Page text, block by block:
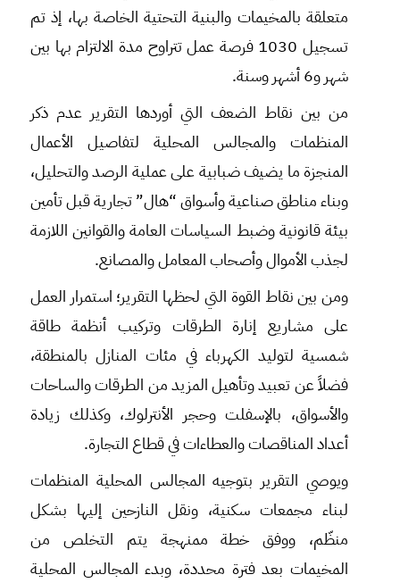
متعلقة بالمخيمات والبنية التحتية الخاصة بها، إذ تم
تسجيل 1030 فرصة عمل تتراوح مدة الالتزام بها بين
شهر و6 أشهر وسنة.
من بين نقاط الضعف التي أوردها التقرير عدم ذكر
المنظمات والمجالس المحلية لتفاصيل الأعمال
المنجزة ما يضيف ضبابية على عملية الرصد والتحليل،
وبناء مناطق صناعية وأسواق “هال” تجارية قبل تأمين
بيئة قانونية وضبط السياسات العامة والقوانين اللازمة
لجذب الأموال وأصحاب المعامل والمصانع.
ومن بين نقاط القوة التي لحظها التقرير؛ استمرار العمل
على مشاريع إنارة الطرقات وتركيب أنظمة طاقة
شمسية لتوليد الكهرباء في مئات المنازل بالمنطقة،
فضلاً عن تعبيد وتأهيل المزيد من الطرقات والساحات
والأسواق، بالإسفلت وحجر الأنترلوك، وكذلك زيادة
أعداد المناقصات والعطاءات في قطاع التجارة.
ويوصي التقرير بتوجيه المجالس المحلية المنظمات
لبناء مجمعات سكنية، ونقل النازحين إليها بشكل
منظّم، ووفق خطة ممنهجة يتم التخلص من
المخيمات بعد فترة محددة، وبدء المجالس المحلية